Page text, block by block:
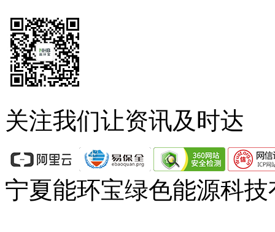
关注我们让资讯及时达
宁夏能环宝绿色能源科